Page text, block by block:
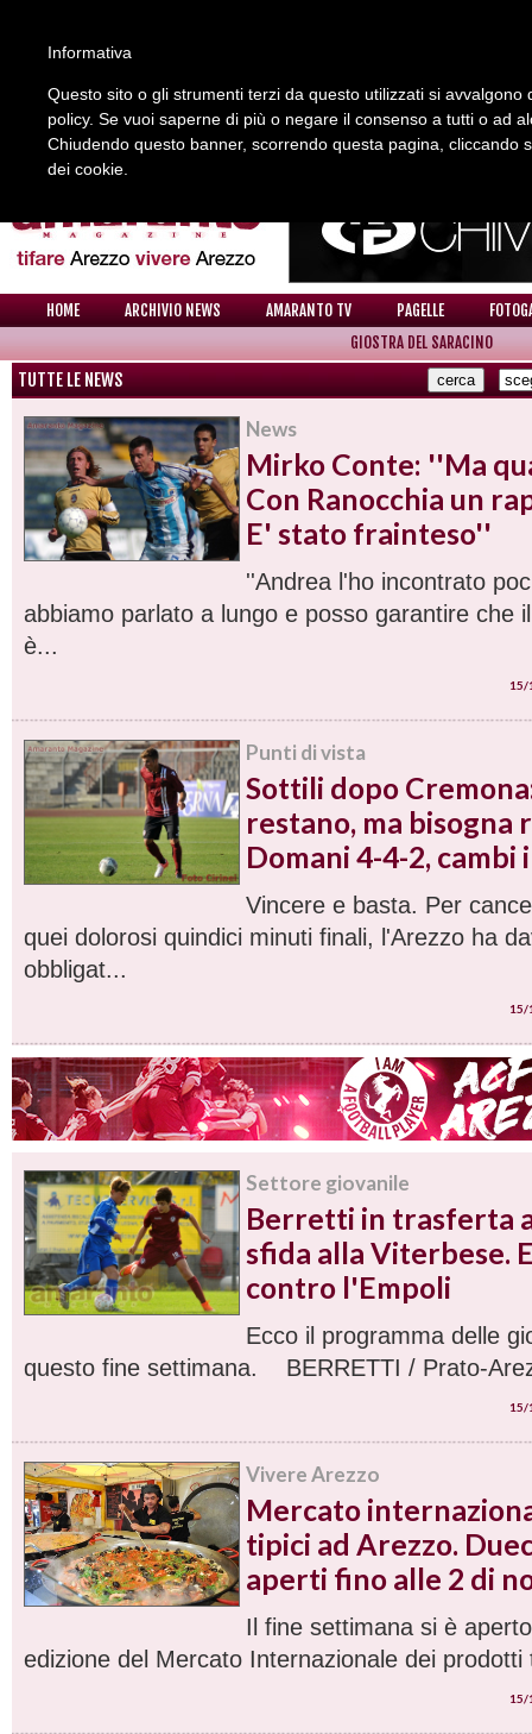
REDAZIONE COLLABORA CON NOI CONTATTI
HOME ARCHIVIO NEWS AMARANTO TV PAGELLE
GIOSTRA DEL SARACINO
TUTTE LE NEWS
News
Mirko Conte: ''Ma
Con Ranocchia un
E' stato frainteso''
''Andrea l'ho incontrato
abbiamo parlato a lungo e posso garantire che
è...
15/
Punti di vista
Sottili dopo
restano, ma bisogna
Domani 4-4-2, cambi
Vincere e basta. Per
quei dolorosi quindici minuti finali, l'Arezzo ha
obbligat...
15/
Settore giovanile
Berretti in trasferta
sfida alla Viterbese.
contro l'Empoli
Ecco il programma delle
questo fine settimana. BERRETTI / Prato-
15/
Vivere Arezzo
Mercato
tipici ad Arezzo.
aperti fino alle 2 di
Il fine settimana si è
edizione del Mercato Internazionale dei prodotti
15/
Informativa
Questo sito o gli strumenti terzi da questo utilizzati si
policy. Se vuoi saperne di più o negare il consenso a tutti o ad
Chiudendo questo banner, scorrendo questa pagina, cliccando
dei cookie.